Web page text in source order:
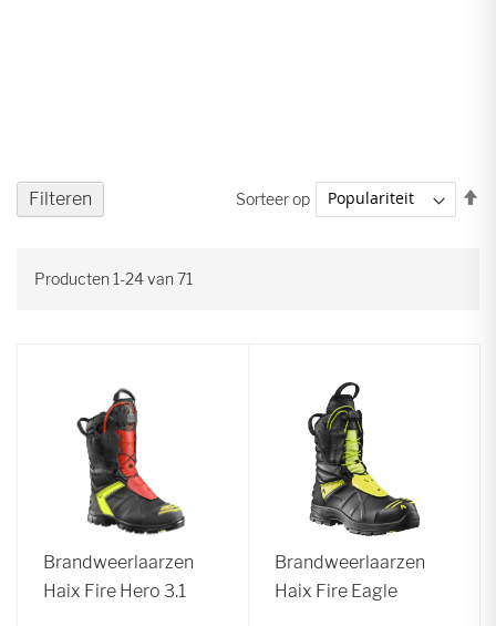
Producten 1-24van 71
Sorteer op
Brandweerlaarzen
Haix Fire Hero 3.1
Brandweerlaarzen
Haix Fire Eagle
Filteren